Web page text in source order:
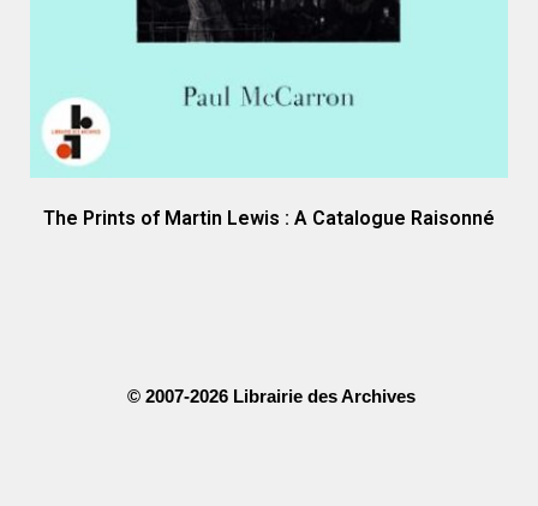
The Prints of Martin Lewis : A Catalogue Raisonné
© 2007-2026 Librairie des Archives